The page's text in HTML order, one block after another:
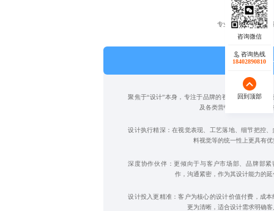
专业设计公司深耕
专业设
聚焦于“设计”本身，专注于品牌的视觉识别、用户体
及各类营销物料的创意与执
设计执行精深：在视觉表现、工艺落地、细节把控、
料视觉等的统一性上更具有优
深度协作伙伴：更倾向于与客户市场部、品牌部紧
作，沟通紧密，作为其设计能力的延
设计投入更精准：客户为核心的设计价值付费，成本
更为清晰，适合设计需求明确客
咨询热线
18402890810
回到顶部